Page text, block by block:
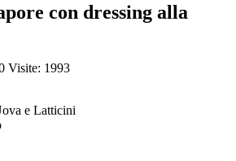
con dressing alla
Visite: 1993
e Latticini